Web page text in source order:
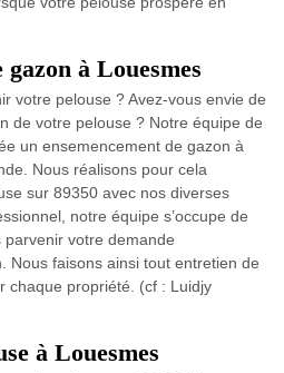
gazon à Louesmes
votre pelouse ? Avez-vous envie de
de votre pelouse ? Notre équipe de
un ensemencement de gazon à
Nous réalisons pour cela
sur 89350 avec nos diverses
notre équipe s’occupe de
votre demande
Nous faisons ainsi tout entretien de
chaque propriété. (cf : Luidjy
à Louesmes